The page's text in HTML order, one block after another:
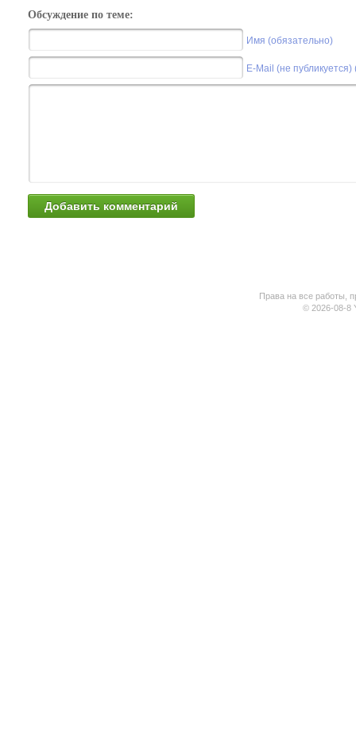
Обсуждение по теме:
Имя (обязательно)
E-Mail (не
Права на все работы,
© 2026-08-8